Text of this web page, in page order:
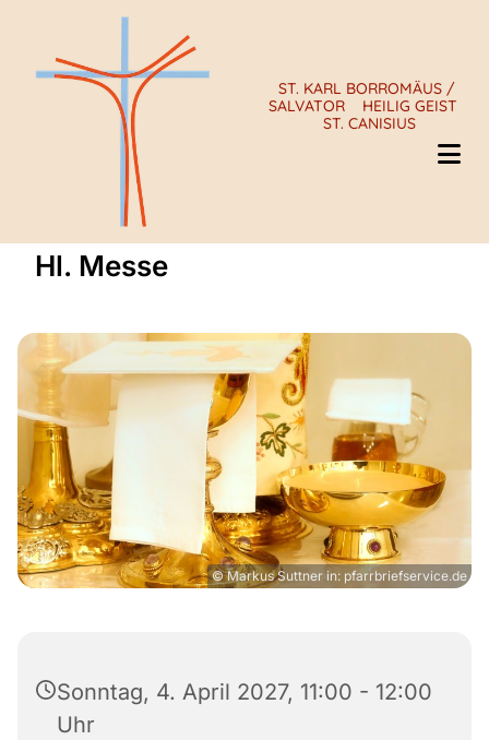
ST. KARL BORROMÄUS /
SALVATOR
HEILIG GEIST
ST. CANISIUS
Hl. Messe
© Markus Suttner in: pfarrbriefservice.de
Sonntag, 4. April 2027, 11:00 - 12:00
Uhr